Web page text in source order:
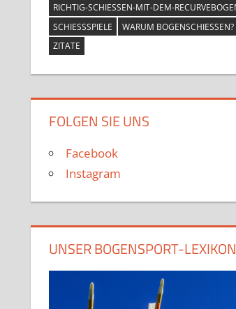
RICHTIG-SCHIESSEN-MIT-DEM-RECURVEBOGEN
SCHIESSSPIELE
WARUM BOGENSCHIESSEN?
ZITATE
FOLGEN SIE UNS
Facebook
Instagram
UNSER BOGENSPORT-LEXIKON